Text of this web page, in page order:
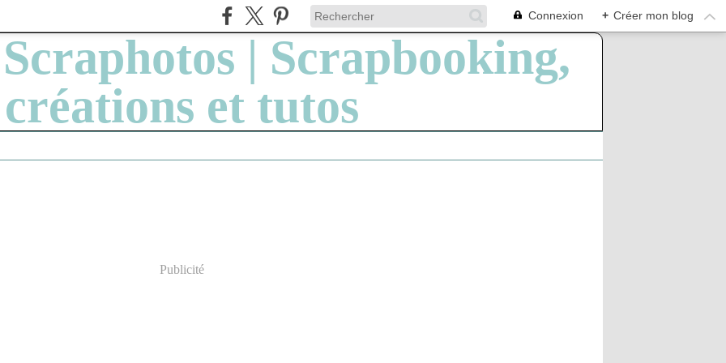
Connexion + Créer mon blog
Publicité